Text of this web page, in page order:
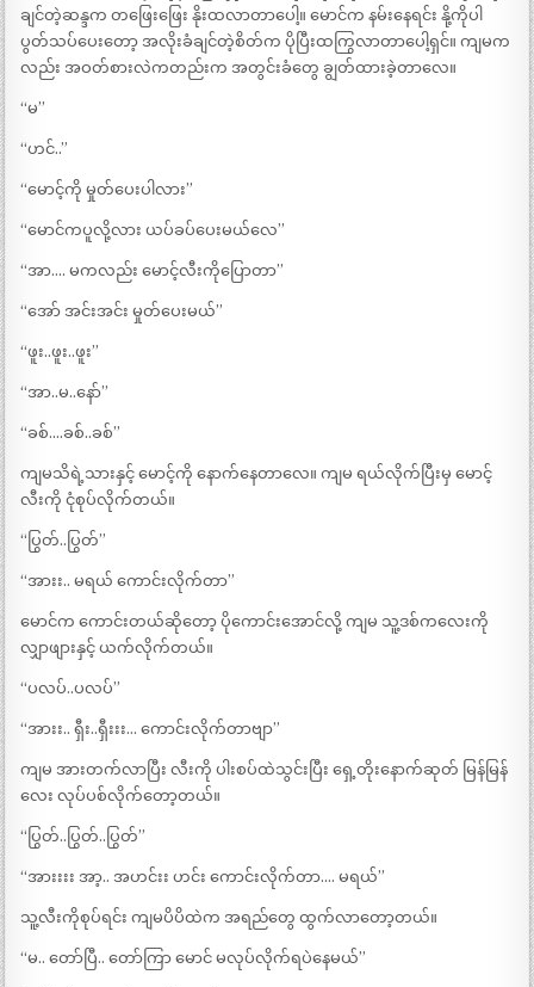
ချင်တဲ့ဆန္ဒက တဖြေးဖြေး နိုးထလာတာပေါ့။ မောင်က နမ်းနေရင်း နို့ကိုပါ
ပွတ်သပ်ပေးတော့ အလိုးခံချင်တဲ့စိတ်က ပိုပြီးထကြွလာတာပေါ့ရှင်။ ကျမက
လည်း အဝတ်စားလဲကတည်းက အတွင်းခံတွေ ချွတ်ထားခဲ့တာလေ။
“မ”
“ဟင်..”
“မောင့်ကို မှုတ်ပေးပါလား”
“မောင်ကပူလို့လား ယပ်ခပ်ပေးမယ်လေ”
“အာ…. မကလည်း မောင့်လီးကိုပြောတာ”
“အော် အင်းအင်း မှုတ်ပေးမယ်”
“ဖူး..ဖူး..ဖူး”
“အာ..မ..နော်”
“ခစ်….ခစ်..ခစ်”
ကျမသိရဲ့သားနှင့် မောင့်ကို နောက်နေတာလေ။ ကျမ ရယ်လိုက်ပြီးမှ မောင့်
လီးကို ငုံစုပ်လိုက်တယ်။
“ပြွတ်..ပြွတ်”
“အားး.. မရယ် ကောင်းလိုက်တာ”
မောင်က ကောင်းတယ်ဆိုတော့ ပိုကောင်းအောင်လို့ ကျမ သူ့ဒစ်ကလေးကို
လျှာဖျားနှင့် ယက်လိုက်တယ်။
“ပလပ်..ပလပ်”
“အားး.. ရှီး..ရှီးးး… ကောင်းလိုက်တာဗျာ”
ကျမ အားတက်လာပြီး လီးကို ပါးစပ်ထဲသွင်းပြီး ရှေ့တိုးနောက်ဆုတ် မြန်မြန်
လေး လုပ်ပစ်လိုက်တော့တယ်။
“ပြွတ်..ပြွတ်..ပြွတ်”
“အားးးး အာ့.. အဟင်းး ဟင်း ကောင်းလိုက်တာ…. မရယ်”
သူ့လီးကိုစုပ်ရင်း ကျမပိပိထဲက အရည်တွေ ထွက်လာတော့တယ်။
“မ.. တော်ပြီ.. တော်ကြာ မောင် မလုပ်လိုက်ရပဲနေမယ်”